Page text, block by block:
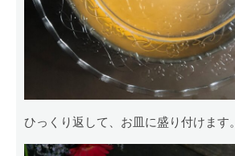
ひっくり返して、お皿に盛り付けます。